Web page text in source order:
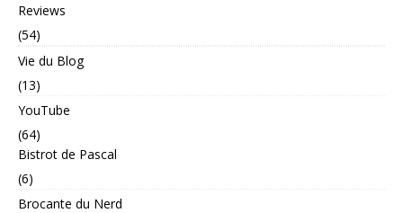
Reviews
(54)
Vie du Blog
(13)
YouTube
(64)
Bistrot de Pascal
(6)
Brocante du Nerd